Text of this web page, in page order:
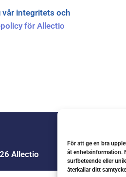
För att ge en bra
åt enhetsinformation.
surfbeteende eller
återkallar ditt
integritets och
för Allectio
Allectio